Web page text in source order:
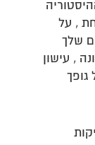
, על
שלך
, עישון
גופך